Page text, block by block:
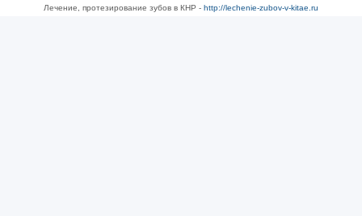
Лечение, протезирование зубов в КНР - http://lechenie-zubov-v-kitae.ru